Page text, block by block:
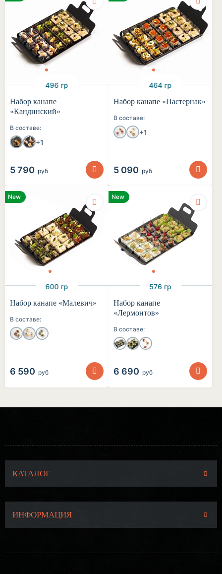
496 гр
Набор канапе
«Кандинский»
В составе:
+1
5 790 руб
464 гр
Набор канапе «Пастернак»
В составе:
+1
5 090 руб
New
600 гр
Набор канапе «Малевич»
В составе:
6 590 руб
New
576 гр
Набор канапе
«Лермонтов»
В составе:
6 690 руб
КАТАЛОГ
ИНФОРМАЦИЯ